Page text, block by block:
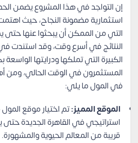
إن التواجد في هذا المشروع يضمن
استثمارية مضمونة النجاح، حيث
التي من الممكن أن يبحثوا عنها
النتائج في أسرع وقت، وقد استندت
الكبيرة التي تملكها ودرايتها
المستثمرون في الوقت الحالي، ومن
في المول ما يلي:
الموقع المميز:تم اختيار موقع
استراتيجي في القاهرة الجديدة
قريبة من المعالم الحيوية والمشهورة.